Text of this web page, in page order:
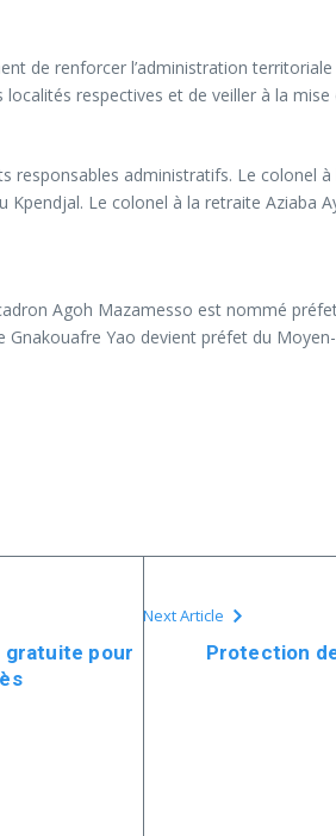
de renforcer l’administration
respectives et de veiller à la
administratifs. Le colonel
Le colonel à la retraite Aziaba
Agoh Mazamesso est nommé
Yao devient préfet du
gratuite pour
Next Article
Protection